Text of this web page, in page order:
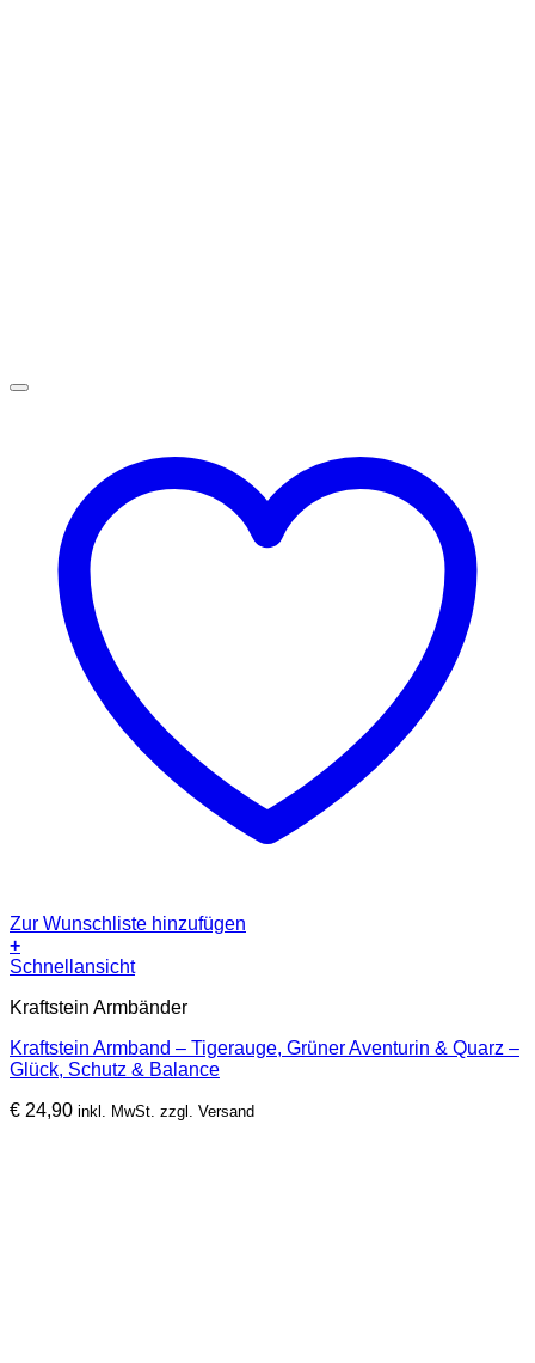
Zur Wunschliste hinzufügen
+
Schnellansicht
Kraftstein Armbänder
Kraftstein Armband – Tigerauge, Grüner Aventurin & Quarz –
Glück, Schutz & Balance
€ 24,90 inkl. MwSt. zzgl. Versand